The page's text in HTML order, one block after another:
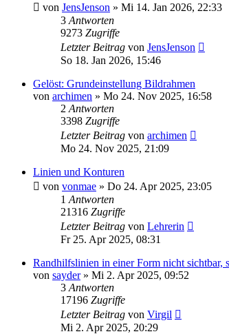
von JensJenson » Mi 14. Jan 2026, 22:33
3 Antworten
9273 Zugriffe
Letzter Beitrag von JensJenson
So 18. Jan 2026, 15:46
Gelöst: Grundeinstellung Bildrahmen
von archimen » Mo 24. Nov 2025, 16:58
2 Antworten
3398 Zugriffe
Letzter Beitrag von archimen
Mo 24. Nov 2025, 21:09
Linien und Konturen
von vonmae » Do 24. Apr 2025, 23:05
1 Antworten
21316 Zugriffe
Letzter Beitrag von Lehrerin
Fr 25. Apr 2025, 08:31
Randhilfslinien in einer Form nicht sichtbar,
von sayder» Mi 2. Apr 2025, 09:52
3 Antworten
17196 Zugriffe
Letzter Beitrag von Virgil
Mi 2. Apr 2025, 20:29